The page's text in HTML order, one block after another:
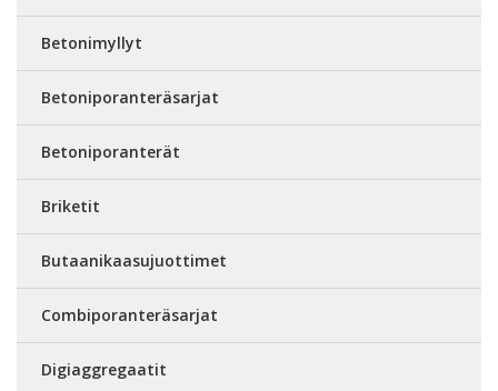
Betonimyllyt
Betoniporanteräsarjat
Betoniporanterät
Briketit
Butaanikaasujuottimet
Combiporanteräsarjat
Digiaggregaatit